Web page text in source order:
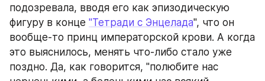
подозревала, вводя его как эпизодическую
фигуру в конце "Тетради с Энцелада", что он
вообще-то принц императорской крови. А когда
это выяснилось, менять что-либо стало уже
поздно. Да, как говорится, "полюбите нас